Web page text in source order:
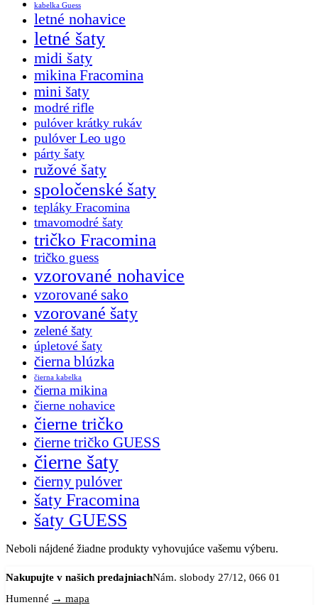
kabelka Guess
letné nohavice
letné šaty
midi šaty
mikina Fracomina
mini šaty
modré rifle
pulóver krátky rukáv
pulóver Leo ugo
párty šaty
ružové šaty
spoločenské šaty
tepláky Fracomina
tmavomodré šaty
tričko Fracomina
tričko guess
vzorované nohavice
vzorované sako
vzorované šaty
zelené šaty
úpletové šaty
čierna blúzka
čierna kabelka
čierna mikina
čierne nohavice
čierne tričko
čierne tričko GUESS
čierne šaty
čierny pulóver
šaty Fracomina
šaty GUESS
Neboli nájdené žiadne produkty vyhovujúce vašemu výberu.
Nakupujte v našich predajniachNám. slobody 27/12, 066 01
Humenné → mapa